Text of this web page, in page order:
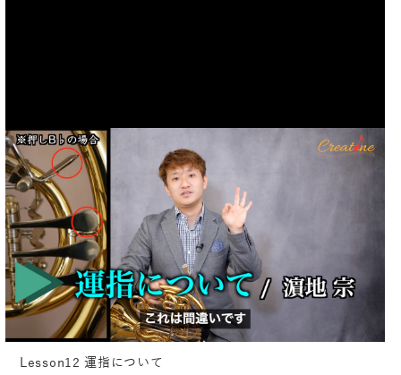
Lesson12 運指について